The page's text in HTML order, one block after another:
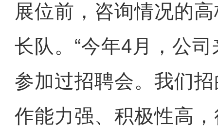
展位前，咨询情况的
长队。“今年4月，公
参加过招聘会。我们
作能力强、积极性高